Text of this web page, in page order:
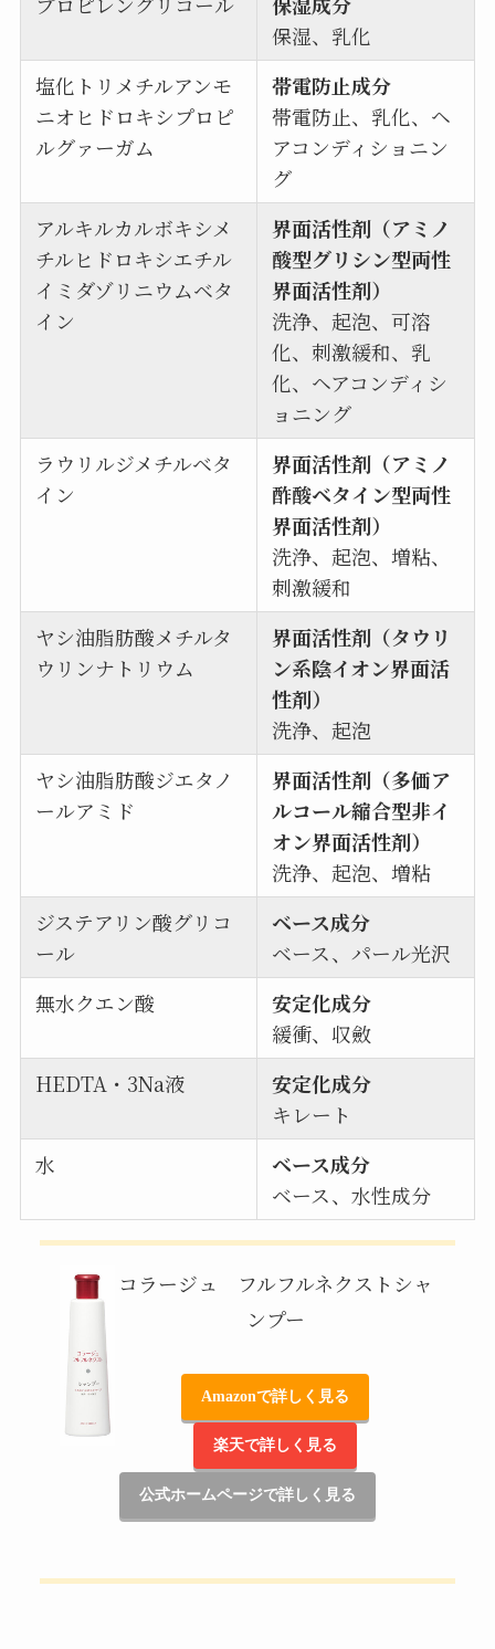
保湿、乳化
塩化トリメチルアンモ
ニオヒドロキシプロピ
ルグァーガム
帯電防止成分
帯電防止、乳化、ヘ
アコンディショニン
グ
アルキルカルボキシメ
チルヒドロキシエチル
イミダゾリニウムベタ
イン
界面活性剤（アミノ
酸型グリシン型両性
界面活性剤）
洗浄、起泡、可溶
化、刺激緩和、乳
化、ヘアコンディシ
ョニング
ラウリルジメチルベタ
イン
界面活性剤（アミノ
酢酸ベタイン型両性
界面活性剤）
洗浄、起泡、増粘、
刺激緩和
ヤシ油脂肪酸メチルタ
ウリンナトリウム
界面活性剤（タウリ
ン系陰イオン界面活
性剤）
洗浄、起泡
ヤシ油脂肪酸ジエタノ
ールアミド
界面活性剤（多価ア
ルコール縮合型非イ
オン界面活性剤）
洗浄、起泡、増粘
ジステアリン酸グリコ
ール
ベース成分
ベース、パール光沢
無水クエン酸
安定化成分
緩衝、収斂
HEDTA・3Na液
安定化成分
キレート
水
ベース成分
ベース、水性成分
コラージュ フルフルネクストシャ
ンプー
Amazonで詳しく見る
楽天で詳しく見る
公式ホームページで詳しく見る